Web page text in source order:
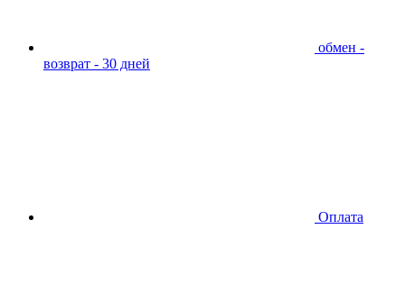
обмен -
возврат - 30 дней
Оплата